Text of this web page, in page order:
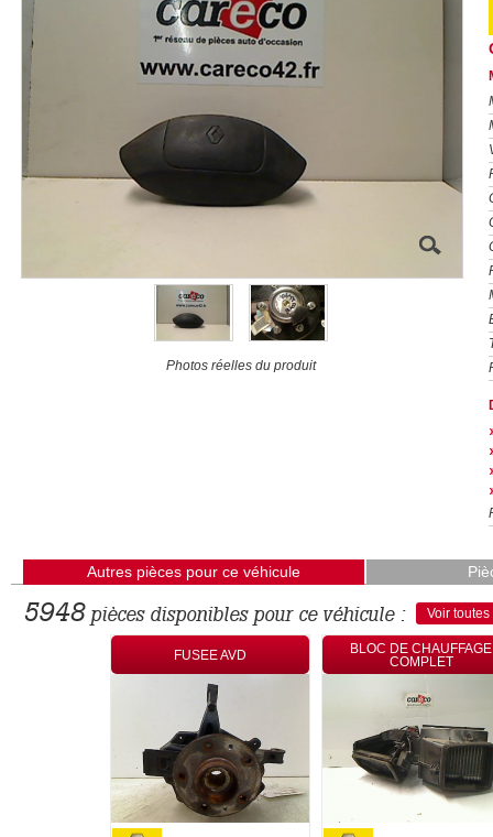
Photos réelles du produit
Autres pièces pour ce véhicule
5948pièces disponibles pour ce véhicule : Voir
FUSEE AVD
BLOC DE CHAUFFAGE
COMPLET